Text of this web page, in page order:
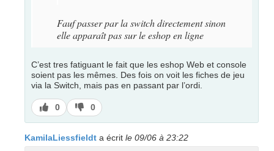
Fauf passer par la switch directement sinon
elle apparaît pas sur le eshop en ligne
C’est tres fatiguant le fait que les eshop Web et console
soient pas les mêmes. Des fois on voit les fiches de jeu
via la Switch, mais pas en passant par l’ordi.
J’aime
0
J’aime
pas
0
KamilaLiessfieldt a écrit le 09/06 à 23:22